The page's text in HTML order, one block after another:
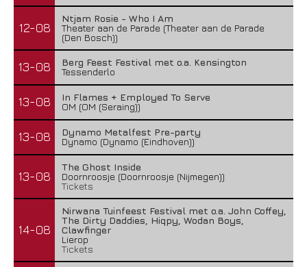
12-08
Ntjam Rosie - Who I Am
Theater aan de Parade (Theater aan de Parade
(Den Bosch))
13-08
Berg Feest Festival met o.a. Kensington
Tessenderlo
13-08
In Flames + Employed To Serve
OM (OM (Seraing))
13-08
Dynamo Metalfest Pre-party
Dynamo (Dynamo (Eindhoven))
13-08
The Ghost Inside
Doornroosje (Doornroosje (Nijmegen))
Tickets
14-08
Nirwana Tuinfeest Festival met o.a. John Coffey,
The Dirty Daddies, Hiqpy, Wodan Boys,
Clawfinger
Lierop
Tickets